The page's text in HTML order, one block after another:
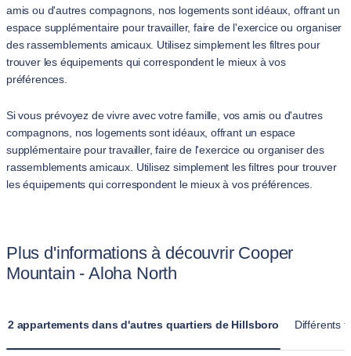
amis ou d'autres compagnons, nos logements sont idéaux, offrant un
espace supplémentaire pour travailler, faire de l'exercice ou organiser
des rassemblements amicaux. Utilisez simplement les filtres pour
trouver les équipements qui correspondent le mieux à vos
préférences.
Si vous prévoyez de vivre avec votre famille, vos amis ou d'autres
compagnons, nos logements sont idéaux, offrant un espace
supplémentaire pour travailler, faire de l'exercice ou organiser des
rassemblements amicaux. Utilisez simplement les filtres pour trouver
les équipements qui correspondent le mieux à vos préférences.
Plus d'informations à découvrir Cooper
Mountain - Aloha North
2 appartements dans d'autres quartiers de Hillsboro Différents